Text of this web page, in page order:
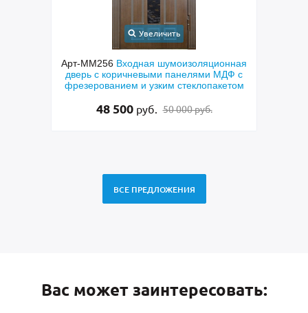
Увеличить
Арт-ММ256 Входная шумоизоляционная
дверь с коричневыми панелями МДФ с
фрезерованием и узким стеклопакетом
48 500 руб. 50 000 руб.
ВСЕ ПРЕДЛОЖЕНИЯ
Вас может заинтересовать: